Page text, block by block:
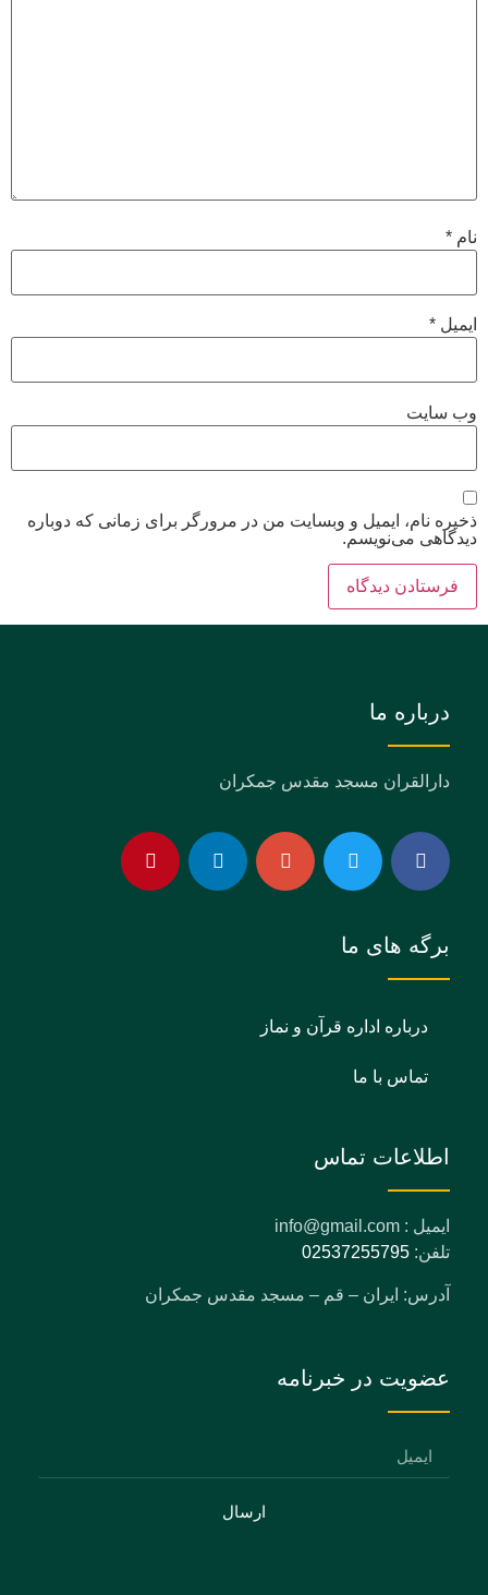
نام *
ایمیل *
وب‌ سایت
ذخیره نام، ایمیل و وبسایت من در مرورگر برای زمانی که دوباره
دیدگاهی می‌نویسم.
درباره ما
دارالقران مسجد مقدس جمکران
برگه های ما
درباره اداره قرآن و نماز
تماس با ما
اطلاعات تماس
ایمیل : info@gmail.com
تلفن: 02537255795
آدرس: ایران – قم – مسجد مقدس جمکران
عضویت در خبرنامه
ارسال